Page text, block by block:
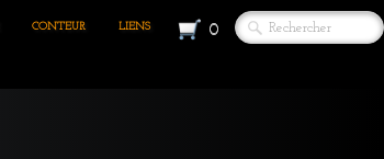
CONTEUR LIENS 0